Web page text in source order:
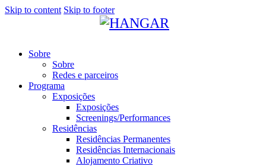
Skip to content Skip to footer
Sobre
Sobre
Redes e parceiros
Programa
Exposições
Exposições
Screenings/Performances
Residências
Residências Permanentes
Residências Internacionais
Alojamento Criativo